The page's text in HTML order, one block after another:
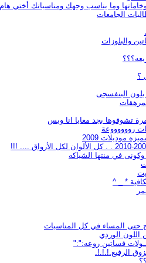
وما يناسب وجهك ومناسباتك أختي
الجامعات
والبلوزات
؟
البنفسجى
تشوفوها بجد معايا انا وبس
رووووووعة
موديلات 2009
في منتها الشياكه
* _ ^
حتى المساء في كل المناسبات
اللون الوردي
فساتين روعه:":"
الرفيع.!.!.!.